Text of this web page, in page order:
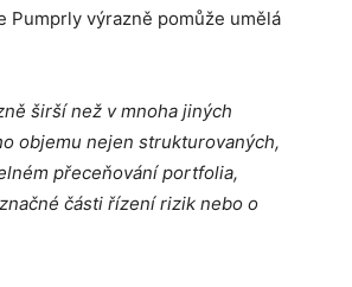
Pumprly výrazně pomůže umělá
širší než v mnoha jiných
objemu nejen strukturovaných,
přeceňování portfolia,
části řízení rizik nebo o